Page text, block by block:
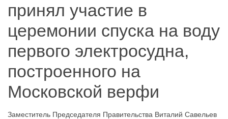
принял участие в
церемонии спуска на воду
первого электросудна,
построенного на
Московской верфи
Заместитель Председателя Правительства Виталий Савельев